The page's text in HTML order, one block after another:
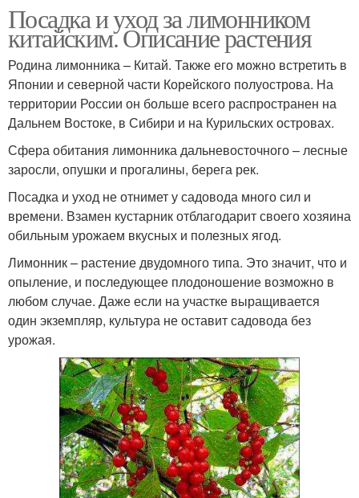
Посадка и уход за лимонником
китайским. Описание растения
Родина лимонника – Китай. Также его можно встретить в
Японии и северной части Корейского полуострова. На
территории России он больше всего распространен на
Дальнем Востоке, в Сибири и на Курильских островах.
Сфера обитания лимонника дальневосточного – лесные
заросли, опушки и прогалины, берега рек.
Посадка и уход не отнимет у садовода много сил и
времени. Взамен кустарник отблагодарит своего хозяина
обильным урожаем вкусных и полезных ягод.
Лимонник – растение двудомного типа. Это значит, что и
опыление, и последующее плодоношение возможно в
любом случае. Даже если на участке выращивается
один экземпляр, культура не оставит садовода без
урожая.